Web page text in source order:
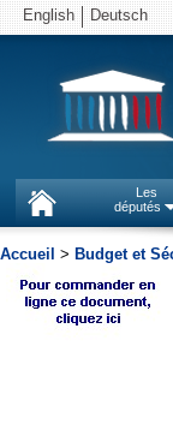
English Deutsch
Les
députés
Accueil > Budget et